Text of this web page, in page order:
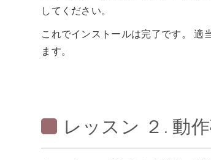
してください。
これでインストールは完了です。 適
ます。
レッスン ２. 動